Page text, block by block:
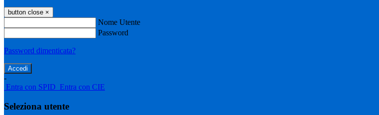
button close ×
Nome Utente
Password
Password dimenticata?
-
Entra con SPID Entra con CIE
Seleziona utente